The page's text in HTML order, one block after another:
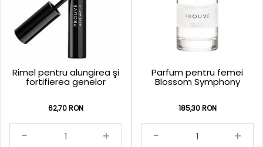
Rimel pentru alungirea şi
fortifierea genelor
62,70 RON
Parfum pentru femei
Blossom Symphony
185,30 RON